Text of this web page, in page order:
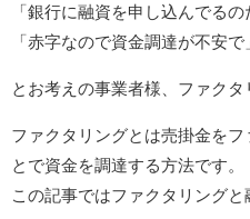
「銀行に融資を申し込んでるの
「赤字なので資金調達が不安で
とお考えの事業者様、ファク
ファクタリングとは売掛金を
とで資金を調達する方法です。
この記事ではファクタリングと